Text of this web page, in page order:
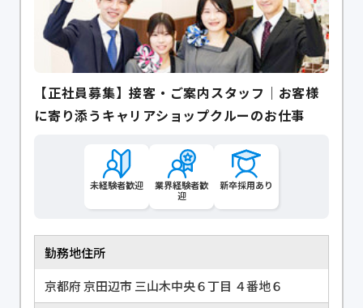
【正社員募集】接客・ご案内スタッフ｜お客様
に寄り添うキャリアショップクルーのお仕事
未経験者歓迎
業界経験者歓
迎
新卒採用あり
勤務地住所
京都府 京田辺市 三山木中央６丁目 ４番地６